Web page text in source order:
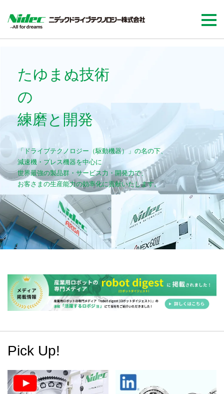
たゆまぬ技術
練磨と開発
「ドライブテクノロジー（駆動機器）」の名の下、
減速機・プレス機器を中心に
世界最強の製品群・サービス力・開発力で、
お客さまの生産能力の効率化に貢献いたします。
Pick Up!